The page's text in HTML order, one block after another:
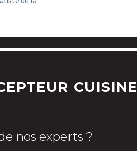
CUISINE
nos experts ?